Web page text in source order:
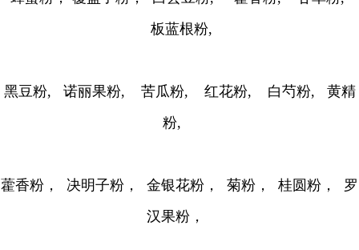
板蓝根粉,
黑豆粉, 诺丽果粉, 苦瓜粉, 红花粉, 白芍粉, 黄精
粉,
藿香粉， 决明子粉， 金银花粉， 菊粉， 桂圆粉， 罗
汉果粉，